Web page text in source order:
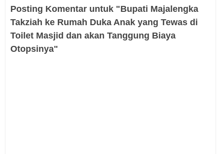
Posting Komentar untuk "Bupati Majalengka
Takziah ke Rumah Duka Anak yang Tewas di
Toilet Masjid dan akan Tanggung Biaya
Otopsinya"